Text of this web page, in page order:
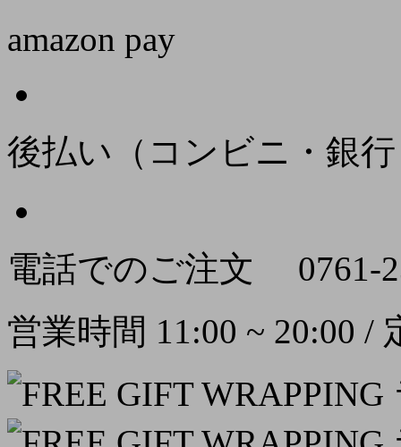
amazon pay
後払い（コンビニ・銀
電話でのご注文
0761-
営業時間 11:00 ~ 20:00 /